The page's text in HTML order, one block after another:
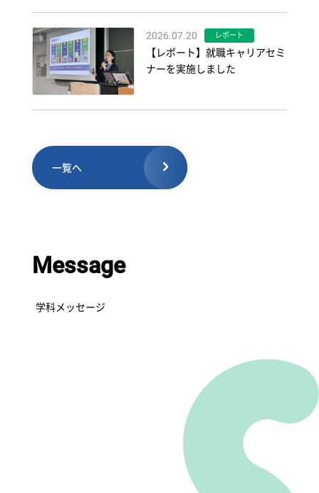
2026.07.20 レポート
【レポート】就職キャリアセミ
ナーを実施しました
一覧へ
Message
学科メッセージ